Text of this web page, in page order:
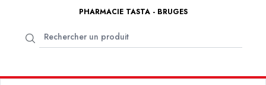
PHARMACIE TASTA - BRUGES